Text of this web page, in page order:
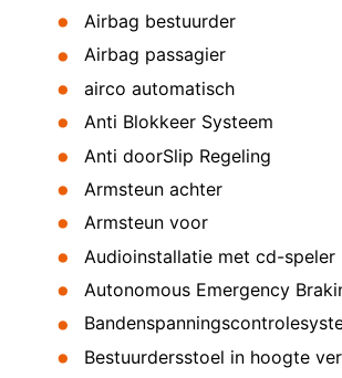
Airbag bestuurder
Airbag passagier
airco automatisch
Anti Blokkeer Systeem
Anti doorSlip Regeling
Armsteun achter
Armsteun voor
Audioinstallatie met cd-speler
Autonomous Emergency
Bestuurdersstoel in hoogte